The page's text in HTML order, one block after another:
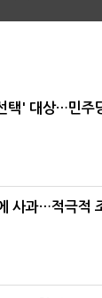
택' 대상…민주
사과…적극적